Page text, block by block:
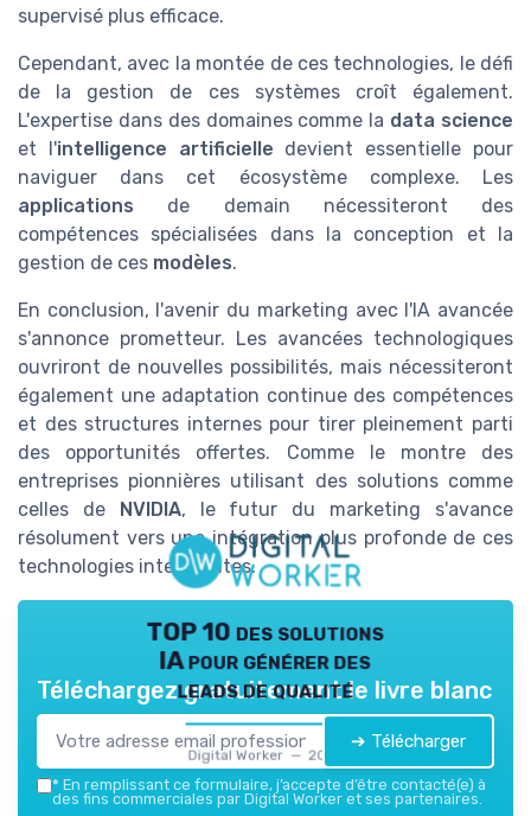
supervisé plus efficace.
Cependant, avec la montée de ces technologies, le défi
de la gestion de ces systèmes croît également.
L'expertise dans des domaines comme la data science
et l'intelligence artificielle devient essentielle pour
naviguer dans cet écosystème complexe. Les
applications de demain nécessiteront des
compétences spécialisées dans la conception et la
gestion de ces modèles.
En conclusion, l'avenir du marketing avec l'IA avancée
s'annonce prometteur. Les avancées technologiques
ouvriront de nouvelles possibilités, mais nécessiteront
également une adaptation continue des compétences
et des structures internes pour tirer pleinement parti
des opportunités offertes. Comme le montre des
entreprises pionnières utilisant des solutions comme
celles de NVIDIA, le futur du marketing s'avance
résolument vers une intégration plus profonde de ces
technologies intelligentes.
TOP 10 des solutions
IA pour générer des
leads de qualité
Digital Worker — 2026
Téléchargez gratuitement le livre blanc
➔ Télécharger
* En remplissant ce formulaire, j’accepte d’être contacté(e) à
des fins commerciales par Digital Worker et ses partenaires.